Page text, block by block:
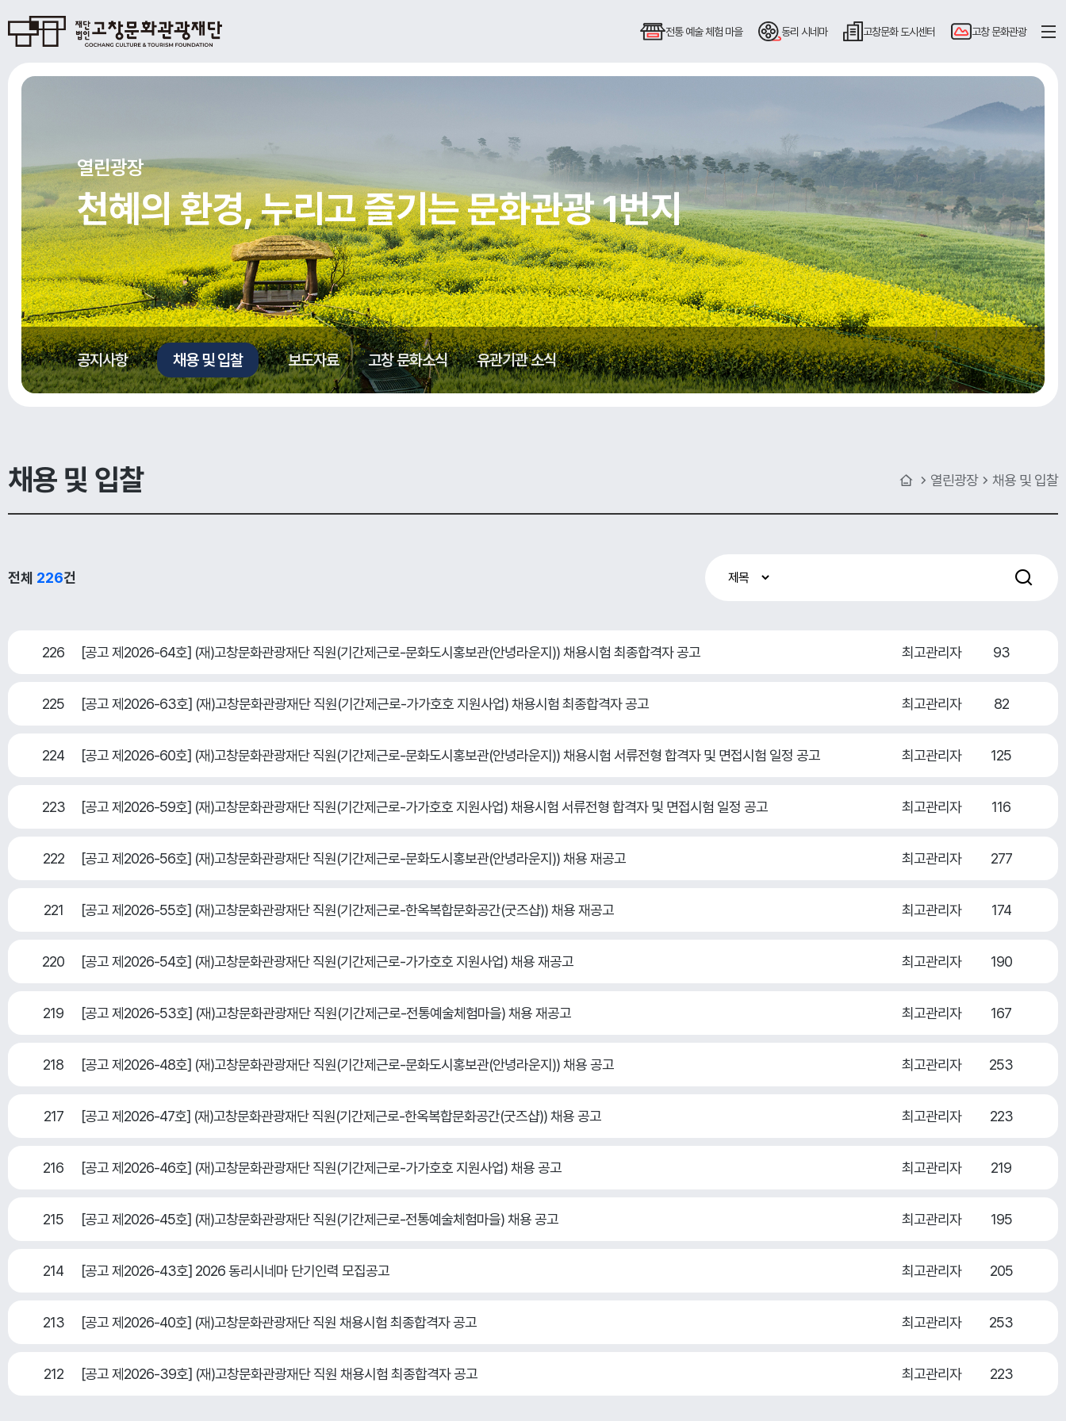
전통 예술체험 마을 동리 시네마 고창문화도시센터 고창문화관광
열린광장
천혜의 환경, 누리고 즐기는 문화관광 1번지
공지사항 채용 및 입찰 보도자료 고창 문화소식 유관기관 소식
채용 및 입찰 열린광장 채용 및 입찰
전체 226건
226 [공고 제2026-64호] (재)고창문화관광재단 직원(기간제근로-문화도시홍보관(안녕라운지)) 채용시험 최종합격자 공고 최고관리자 93
225 [공고 제2026-63호] (재)고창문화관광재단 직원(기간제근로-가가호호 지원사업) 채용시험 최종합격자 공고 최고관리자 82
224 [공고 제2026-60호] (재)고창문화관광재단 직원(기간제근로-문화도시홍보관(안녕라운지)) 채용시험 서류전형 합격자 및 면접시험 일정 공고 최고관리자 125
223 [공고 제2026-59호] (재)고창문화관광재단 직원(기간제근로-가가호호 지원사업) 채용시험 서류전형 합격자 및 면접시험 일정 공고 최고관리자 116
222 [공고 제2026-56호] (재)고창문화관광재단 직원(기간제근로-문화도시홍보관(안녕라운지)) 채용 재공고 최고관리자 277
221 [공고 제2026-55호] (재)고창문화관광재단 직원(기간제근로-한옥복합문화공간(굿즈샵)) 채용 재공고 최고관리자 174
220 [공고 제2026-54호] (재)고창문화관광재단 직원(기간제근로-가가호호 지원사업) 채용 재공고 최고관리자 190
219 [공고 제2026-53호] (재)고창문화관광재단 직원(기간제근로-전통예술체험마을) 채용 재공고 최고관리자 167
218 [공고 제2026-48호] (재)고창문화관광재단 직원(기간제근로-문화도시홍보관(안녕라운지)) 채용 공고 최고관리자 253
217 [공고 제2026-47호] (재)고창문화관광재단 직원(기간제근로-한옥복합문화공간(굿즈샵)) 채용 공고 최고관리자 223
216 [공고 제2026-46호] (재)고창문화관광재단 직원(기간제근로-가가호호 지원사업) 채용 공고 최고관리자 219
215 [공고 제2026-45호] (재)고창문화관광재단 직원(기간제근로-전통예술체험마을) 채용 공고 최고관리자 195
214 [공고 제2026-43호] 2026 동리시네마 단기인력 모집공고 최고관리자 205
213 [공고 제2026-40호] (재)고창문화관광재단 직원 채용시험 최종합격자 공고 최고관리자 253
212 [공고 제2026-39호] (재)고창문화관광재단 직원 채용시험 최종합격자 공고 최고관리자 223